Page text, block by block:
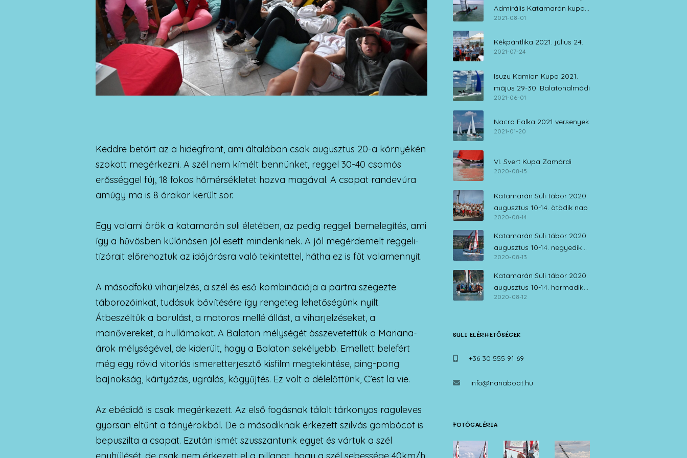
Keddre betört az a hidegfront, ami általában csak augusztus 20-a környékén
szokott megérkezni. A szél nem kímélt bennünket, reggel 30-40 csomós
erősséggel fúj, 18 fokos hőmérsékletet hozva magával. A csapat randevúra
amúgy ma is 8 órakor került sor.
Egy valami örök a katamarán suli életében, az pedig reggeli bemelegítés, ami
így a hűvösben különösen jól esett mindenkinek. A jól megérdemelt reggeli-
tízórait előrehoztuk az időjárásra való tekintettel, hátha ez is fűt valamennyit.
A másodfokú viharjelzés, a szél és eső kombinációja a partra szegezte
táborozóinkat, tudásuk bővítésére így rengeteg lehetőségünk nyílt.
Átbeszéltük a borulást, a motoros mellé állást, a viharjelzéseket, a
manővereket, a hullámokat. A Balaton mélységét összevetettük a Mariana-
árok mélységével, de kiderült, hogy a Balaton sekélyebb. Emellett belefért
még egy rövid vitorlás ismeretterjesztő kisfilm megtekintése, ping-pong
bajnokság, kártyázás, ugrálás, kőgyűjtés. Ez volt a délelőttünk, C’est la vie.
Az ebédidő is csak megérkezett. Az első fogásnak tálalt tárkonyos raguleves
gyorsan eltűnt a tányérokból. De a másodiknak érkezett szilvás gombócot is
bepuszilta a csapat. Ezután ismét szusszantunk egyet és vártuk a szél
Admirális Katamarán kupa
július 30. – augusztus 1.
2021-08-01
Kékpántlika 2021. július 24.
2021-07-24
Isuzu Kamion Kupa 2021.
május 29-30. Balatonalmádi
2021-06-01
Nacra Falka 2021 versenyek
2021-01-20
VI. Svert Kupa Zamárdi
2020-08-15
Katamarán Suli tábor 2020.
augusztus 10-14. ötödik nap
2020-08-14
Katamarán Suli tábor 2020.
augusztus 10-14. negyedik
nap
2020-08-13
Katamarán Suli tábor 2020.
augusztus 10-14. harmadik
nap
2020-08-12
SULI ELÉRHETŐSÉGEK
+36 30 555 91 69
info@nanaboat.hu
FOTÓGALÉRIA